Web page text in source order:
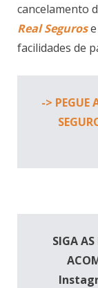
cancelamento
Real Segurose
facilidades de
-> PEGUE
SIGA AS